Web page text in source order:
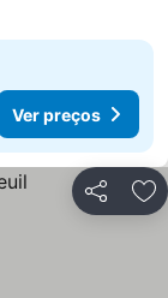
Ver preços
Partilhar